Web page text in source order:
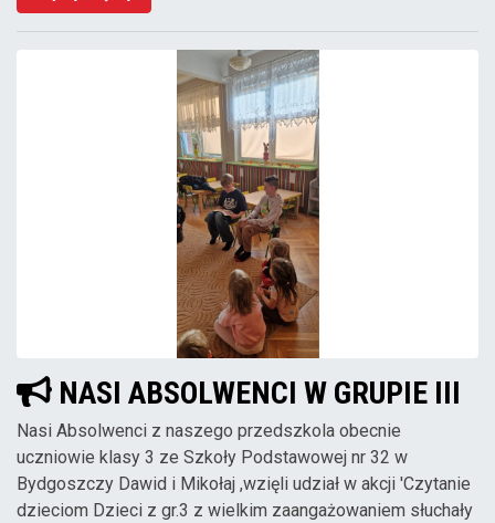
NASI ABSOLWENCI W GRUPIE III
Nasi Absolwenci z naszego przedszkola obecnie
uczniowie klasy 3 ze Szkoły Podstawowej nr 32 w
Bydgoszczy Dawid i Mikołaj ,wzięli udział w akcji 'Czytanie
dzieciom Dzieci z gr.3 z wielkim zaangażowaniem słuchały